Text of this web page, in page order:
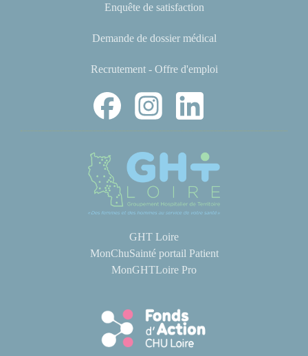
Enquête de satisfaction
Demande de dossier médical
Recrutement - Offre d'emploi
GHT Loire
MonChuSainté portail Patient
MonGHTLoire Pro